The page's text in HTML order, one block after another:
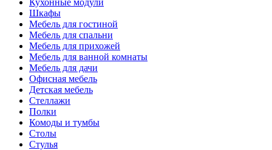
Кухонные модули
Шкафы
Мебель для гостиной
Мебель для спальни
Мебель для прихожей
Мебель для ванной комнаты
Мебель для дачи
Офисная мебель
Детская мебель
Стеллажи
Полки
Комоды и тумбы
Столы
Стулья